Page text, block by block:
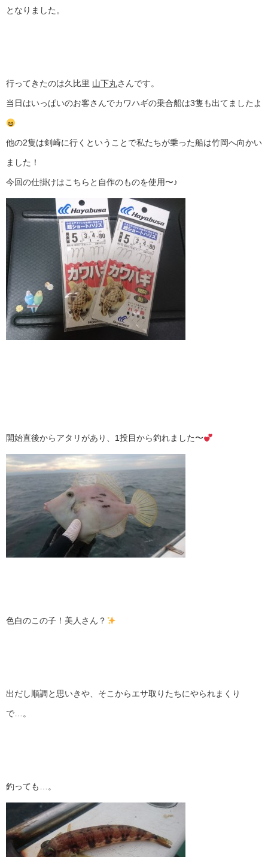
となりました。
行ってきたのは久比里 山下丸さんです。
当日はいっぱいのお客さんでカワハギの乗合船は3隻も出てましたよ
他の2隻は剣崎に行くということで私たちが乗った船は竹岡へ向かい
ました！
今回の仕掛けはこちらと自作のものを使用〜♪
開始直後からアタリがあり、1投目から釣れました〜
色白のこの子！美人さん？
出だし順調と思いきや、そこからエサ取りたちにやられまくり
で…。
釣っても…。